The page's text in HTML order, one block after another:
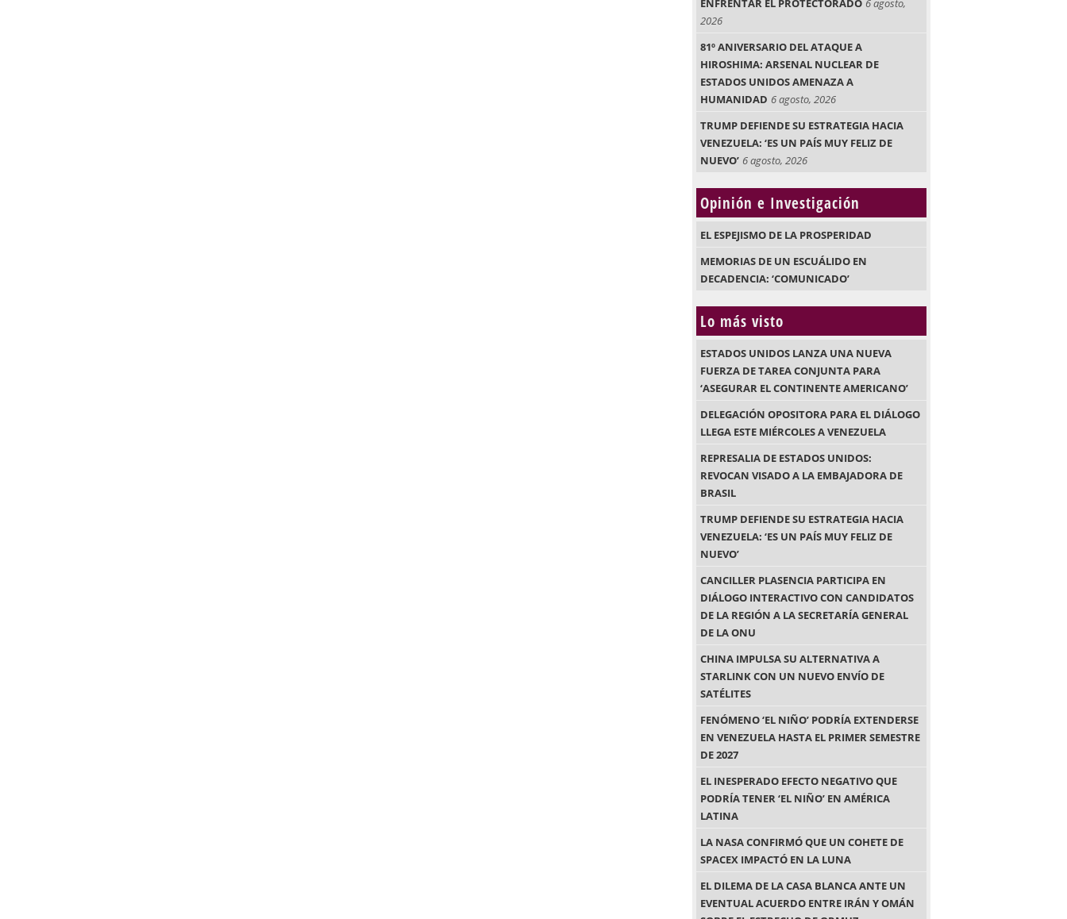
ENFRENTAR EL PROTECTORADO 6 agosto,
2026
81º ANIVERSARIO DEL ATAQUE A
HIROSHIMA: ARSENAL NUCLEAR DE
ESTADOS UNIDOS AMENAZA A
HUMANIDAD 6 agosto, 2026
TRUMP DEFIENDE SU ESTRATEGIA HACIA
VENEZUELA: ‘ES UN PAÍS MUY FELIZ DE
NUEVO’ 6 agosto, 2026
Opinión e Investigación
EL ESPEJISMO DE LA PROSPERIDAD
MEMORIAS DE UN ESCUÁLIDO EN
DECADENCIA: ‘COMUNICADO’
Lo más visto
ESTADOS UNIDOS LANZA UNA NUEVA
FUERZA DE TAREA CONJUNTA PARA
‘ASEGURAR EL CONTINENTE AMERICANO’
DELEGACIÓN OPOSITORA PARA EL DIÁLOGO
LLEGA ESTE MIÉRCOLES A VENEZUELA
REPRESALIA DE ESTADOS UNIDOS:
REVOCAN VISADO A LA EMBAJADORA DE
BRASIL
TRUMP DEFIENDE SU ESTRATEGIA HACIA
VENEZUELA: ‘ES UN PAÍS MUY FELIZ DE
NUEVO’
CANCILLER PLASENCIA PARTICIPA EN
DIÁLOGO INTERACTIVO CON CANDIDATOS
DE LA REGIÓN A LA SECRETARÍA GENERAL
DE LA ONU
CHINA IMPULSA SU ALTERNATIVA A
STARLINK CON UN NUEVO ENVÍO DE
SATÉLITES
FENÓMENO ‘EL NIÑO’ PODRÍA EXTENDERSE
EN VENEZUELA HASTA EL PRIMER SEMESTRE
DE 2027
EL INESPERADO EFECTO NEGATIVO QUE
PODRÍA TENER ‘EL NIÑO’ EN AMÉRICA
LATINA
LA NASA CONFIRMÓ QUE UN COHETE DE
SPACEX IMPACTÓ EN LA LUNA
EL DILEMA DE LA CASA BLANCA ANTE UN
EVENTUAL ACUERDO ENTRE IRÁN Y OMÁN